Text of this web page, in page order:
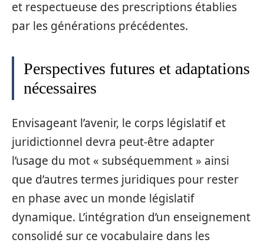
et respectueuse des prescriptions établies
par les générations précédentes.
Perspectives futures et adaptations
nécessaires
Envisageant l’avenir, le corps législatif et
juridictionnel devra peut-être adapter
l’usage du mot « subséquemment » ainsi
que d’autres termes juridiques pour rester
en phase avec un monde législatif
dynamique. L’intégration d’un enseignement
consolidé sur ce vocabulaire dans les